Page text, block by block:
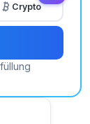
Crypto